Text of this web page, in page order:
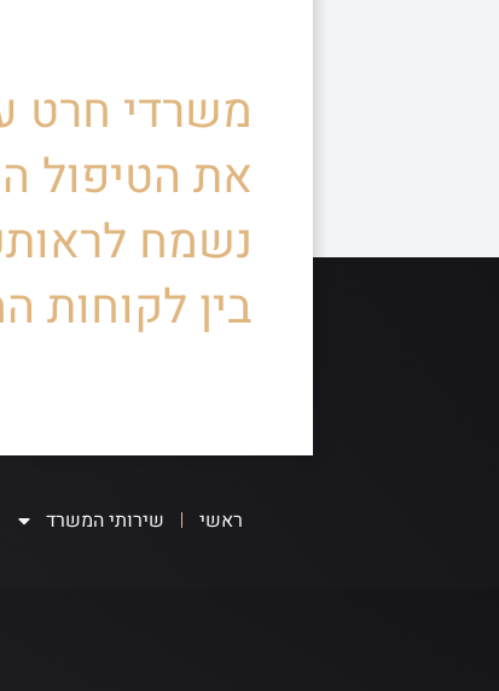
משרדי חרט
את הטיפול
נשמח
בין לקוחות
ראשי שירותי המשרד